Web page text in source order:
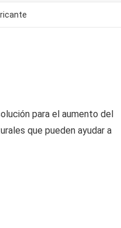
para el aumento del
que pueden ayudar a